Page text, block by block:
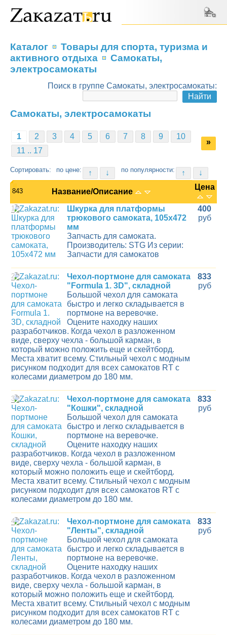
Каталог
Товары для спорта, туризма и
активного отдыха
Самокаты,
электросамокаты
Поиск в группе Самокаты, электросамокаты:
Самокаты, электросамокаты
1 2 3 4 5 6 7 8 9
10
11 .. 17
»
Сортировать: по цене: ↑ ↓ по популярности: ↑ ↓
843 Название/Описание
Цена
1
Шкурка для платформы
трюкового самоката, 105x472
мм
Запчасть для самоката.
Производитель: STG Из серии:
Запчасти для самокатов
400
руб
2
Чехол-портмоне для самоката
"Formula 1. 3D", складной
Большой чехол для самоката
быстро и легко складывается в
портмоне на веревочке.
Оцените находку наших
разработчиков. Когда чехол в разложенном
виде, сверху чехла - большой карман, в
который можно положить еще и скейтборд.
Места хватит всему. Стильный чехол с модным
рисунком подходит для всех самокатов RT с
колесами диаметром до 180 мм.
833
руб
3
Чехол-портмоне для самоката
"Кошки", складной
Большой чехол для самоката
быстро и легко складывается в
портмоне на веревочке.
Оцените находку наших
разработчиков. Когда чехол в разложенном
виде, сверху чехла - большой карман, в
который можно положить еще и скейтборд.
Места хватит всему. Стильный чехол с модным
рисунком подходит для всех самокатов RT с
колесами диаметром до 180 мм.
833
руб
4
Чехол-портмоне для самоката
"Ленты", складной
Большой чехол для самоката
быстро и легко складывается в
портмоне на веревочке.
Оцените находку наших
разработчиков. Когда чехол в разложенном
виде, сверху чехла - большой карман, в
который можно положить еще и скейтборд.
Места хватит всему. Стильный чехол с модным
рисунком подходит для всех самокатов RT с
колесами диаметром до 180 мм.
833
руб